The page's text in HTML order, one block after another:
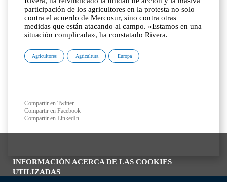
INFORMACIÓN ACERCA DE LAS COOKIES
UTILIZADAS
participación de los agricultores en la protesta no solo
contra el acuerdo de Mercosur, sino contra otras
medidas que están atacando al campo. «Estamos en una
situación complicada», ha constatado Rivera.
Agricultores Agricultura Europa
Compartir en Twitter
Compartir en Facebook
Compartir en LinkedIn